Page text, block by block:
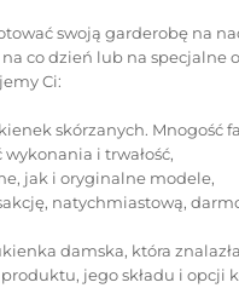
swoją garderobę na
co dzień lub na specjalne
Ci:
skórzanych. Mnogość
i trwałość,
jak i oryginalne modele,
natychmiastową,
damska, która
jego składu i opcji